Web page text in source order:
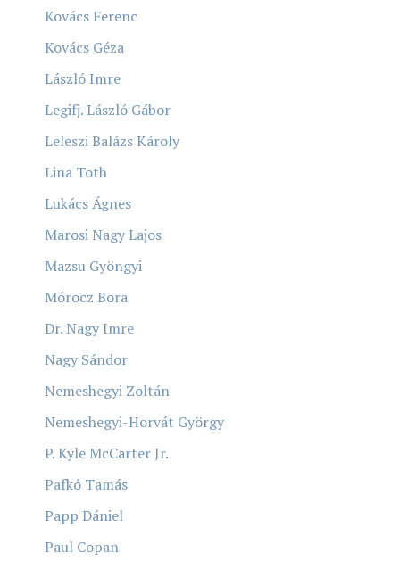
Kovács Ferenc
Kovács Géza
László Imre
Legifj. László Gábor
Leleszi Balázs Károly
Lina Toth
Lukács Ágnes
Marosi Nagy Lajos
Mazsu Gyöngyi
Mórocz Bora
Dr. Nagy Imre
Nagy Sándor
Nemeshegyi Zoltán
Nemeshegyi-Horvát György
P. Kyle McCarter Jr.
Pafkó Tamás
Papp Dániel
Paul Copan